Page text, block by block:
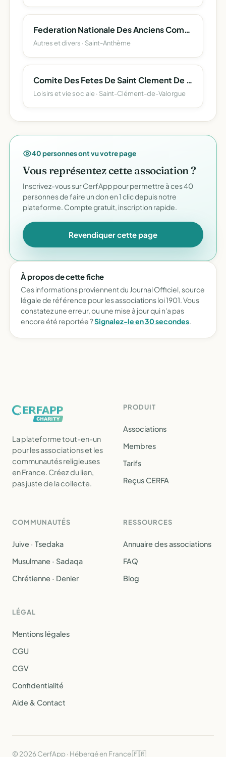
Federation Nationale Des Anciens Combattants En Algerie Maroc Et Tunisie (Fnaca Saint- Antheme)
Autres et divers · Saint-Anthème
Comite Des Fetes De Saint Clement De Valorgue
Loisirs et vie sociale · Saint-Clément-de-Valorgue
40 personnes ont vu votre page
Vous représentez cette association ?
Inscrivez-vous sur CerfApp pour permettre à ces 40
personnes de faire un don en 1 clic depuis notre
plateforme. Compte gratuit, inscription rapide.
Revendiquer cette page
À propos de cette fiche
Ces informations proviennent du Journal Officiel, source
légale de référence pour les associations loi 1901. Vous
constatez une erreur, ou une mise à jour qui n'a pas
encore été reportée ?Signalez-le en 30 secondes.
La plateforme tout-en-un
pour les associations et les
communautés religieuses
en France. Créez du lien,
pas juste de la collecte.
PRODUIT
Associations
Membres
Tarifs
Reçus CERFA
COMMUNAUTÉS
Juive · Tsedaka
Musulmane · Sadaqa
Chrétienne · Denier
RESSOURCES
Annuaire des associations
FAQ
Blog
LÉGAL
Mentions légales
CGU
CGV
Confidentialité
Aide & Contact
© 2026 CerfApp · Hébergé en France 🇫🇷